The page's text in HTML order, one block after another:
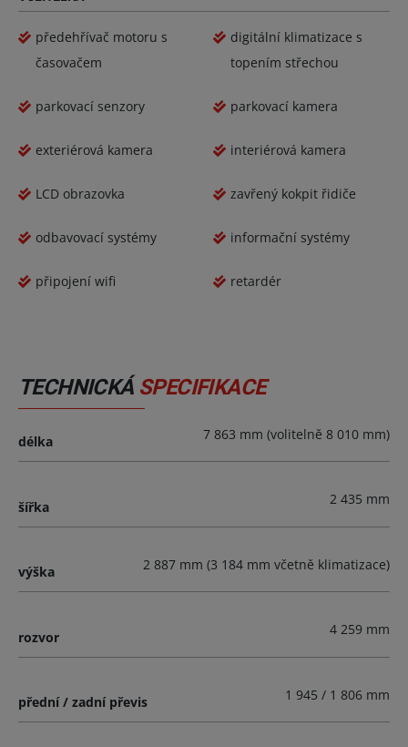
předehřívač motoru s
časovačem
digitální klimatizace s
topením střechou
parkovací senzory parkovací kamera
exteriérová kamera interiérová kamera
LCD obrazovka zavřený kokpit řidiče
odbavovací systémy informační systémy
připojení wifi retardér
TECHNICKÁ SPECIFIKACE
délka 7 863 mm (volitelně 8 010 mm)
šířka 2 435 mm
výška 2 887 mm (3 184 mm včetně klimatizace)
rozvor 4 259 mm
přední / zadní převis 1 945 / 1 806 mm